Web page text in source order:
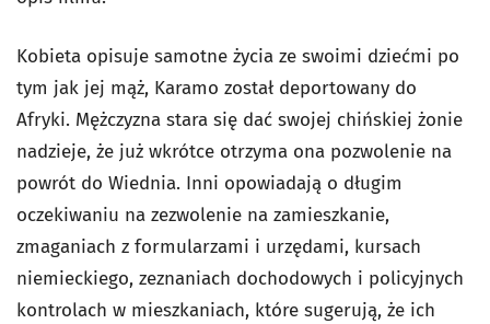
Kobieta opisuje samotne życia ze swoimi dziećmi po
tym jak jej mąż, Karamo został deportowany do
Afryki. Mężczyzna stara się dać swojej chińskiej żonie
nadzieje, że już wkrótce otrzyma ona pozwolenie na
powrót do Wiednia. Inni opowiadają o długim
oczekiwaniu na zezwolenie na zamieszkanie,
zmaganiach z formularzami i urzędami, kursach
niemieckiego, zeznaniach dochodowych i policyjnych
kontrolach w mieszkaniach, które sugerują, że ich